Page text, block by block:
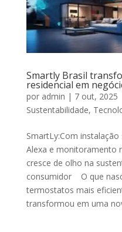
Smartly Brasil
residencial em
por admin | 7 out, 2025
Sustentabilidade,
SmartLy:Com
Alexa e monitoramento
cresce de olho na
consumidor O que
termostatos mais
transformou em uma